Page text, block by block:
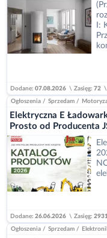
I:
Dodane:07.08.2026 \ Zasięg:72 \
Ogłoszenia / Sprzedam /
Elektryczna E
Prosto od Producenta
Dodane:26.06.2026 \ Zasięg:
Ogłoszenia / Sprzedam /